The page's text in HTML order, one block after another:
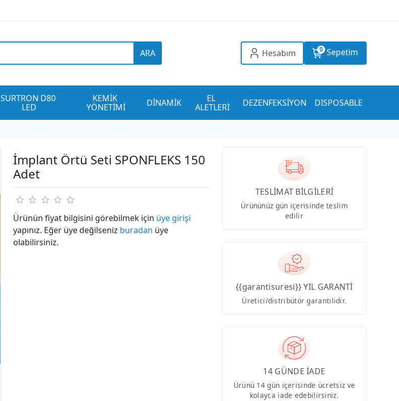
ARA Hesabım 0 Sepetim
SURTRON D80
LED
KEMİK
YÖNETİMİ
DİNAMİK
EL
ALETLERİ
DEZENFEKSİYON DISPOSABLE
İmplant Örtü Seti SPONFLEKS 150
Adet
Ürünün fiyat bilgisini görebilmek için üye girişi
yapınız. Eğer üye değilseniz buradan üye
olabilirsiniz.
TESLİMAT BİLGİLERİ
Ürününüz gün içerisinde teslim
edilir
{{garantisuresi}} YIL GARANTİ
Üretici/distribütör garantilidir.
14 GÜNDE İADE
Ürünü 14 gün içerisinde ücretsiz ve
kolayca iade edebilirsiniz.